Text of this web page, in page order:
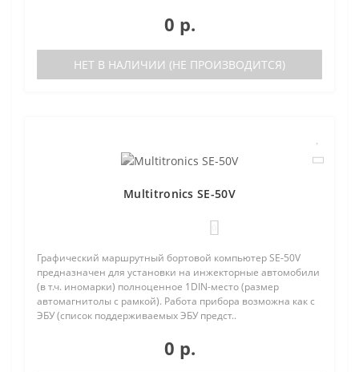
0 р.
НЕТ В НАЛИЧИИ (НЕ ПРОИЗВОДИТСЯ)
Multitronics SE-50V
Графический маршрутный бортовой компьютер SE-50V
предназначен для установки на инжекторные автомобили
(в т.ч. иномарки) полноценное 1DIN-место (размер
автомагнитолы с рамкой). Работа прибора возможна как с
ЭБУ (список поддерживаемых ЭБУ предст..
0 р.